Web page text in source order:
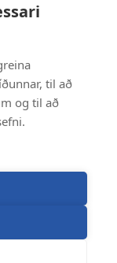
til að
og til að